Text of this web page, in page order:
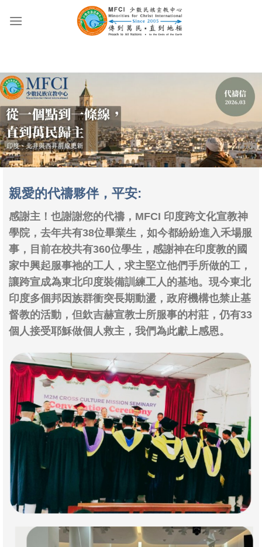
親愛的代禱夥伴，平安:
感謝主！也謝謝您的代禱，MFCI 印度跨文化宣教神
學院，去年共有38位畢業生，如今都紛紛進入禾場服
事，目前在校共有360位學生，感謝神在印度教的國
家中興起服事祂的工人，求主堅立他們手所做的工，
讓跨宣成為東北印度裝備訓練工人的基地。現今東北
印度多個邦因族群衝突長期動盪，政府機構也禁止基
督教的活動，但欽吉赫宣教士所服事的村莊，仍有33
個人接受耶穌做個人救主，我們為此獻上感恩。